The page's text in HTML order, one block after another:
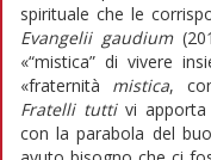
spirituale che le
Evangelii gaudium
«“mistica” di vivere
«fraternità mistica,
Fratelli tuttivi apporta
con la parabola del